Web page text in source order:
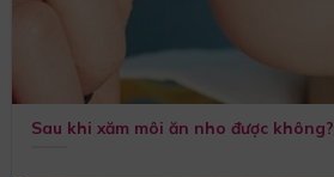
Sau khi xăm môi ăn nho được không?